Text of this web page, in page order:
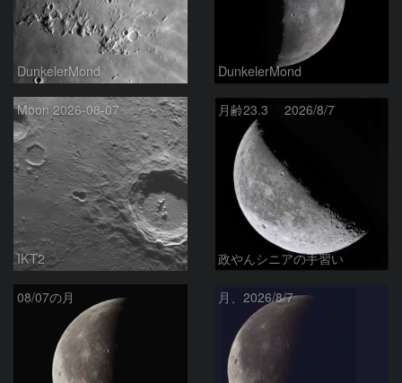
DunkelerMond DunkelerMond
Moon 2026-08-07
IKT2
月齢23.3 2026/8/7
政やんシニアの手習い
08/07の月 月、2026/8/7